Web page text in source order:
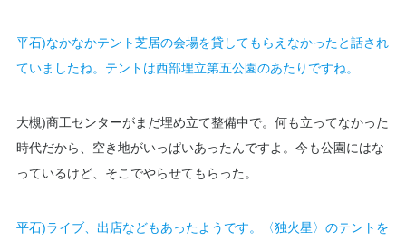
平石)なかなかテント芝居の会場を貸してもらえなかったと話され
ていましたね。テントは西部埋立第五公園のあたりですね。
大槻)商工センターがまだ埋め立て整備中で。何も立ってなかった
時代だから、空き地がいっぱいあったんですよ。今も公園にはな
っているけど、そこでやらせてもらった。
平石)ライブ、出店などもあったようです。〈独火星〉のテントを